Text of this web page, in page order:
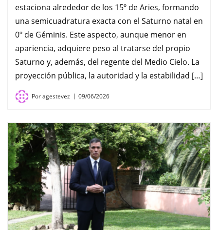
estaciona alrededor de los 15º de Aries, formando
una semicuadratura exacta con el Saturno natal en
0º de Géminis. Este aspecto, aunque menor en
apariencia, adquiere peso al tratarse del propio
Saturno y, además, del regente del Medio Cielo. La
proyección pública, la autoridad y la estabilidad […]
Poragestevez 09/06/2026